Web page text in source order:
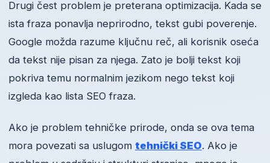
Drugi čest problem je preterana optimizacija. Kada se
ista fraza ponavlja neprirodno, tekst gubi poverenje.
Google možda razume ključnu reč, ali korisnik oseća
da tekst nije pisan za njega. Zato je bolji tekst koji
pokriva temu normalnim jezikom nego tekst koji
izgleda kao lista SEO fraza.
Ako je problem tehničke prirode, onda se ova tema
mora povezati sa uslugom tehnički SEO. Ako je